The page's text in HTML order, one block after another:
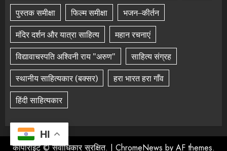
पुस्तक समीक्षा
फिल्म समीक्षा
भजन–कीर्तन
मंदिर दर्शन और यात्रा साहित्य
महान रचनाएं
विद्यावाचस्पति अश्विनी राय "अरुण"
साहित्य संग्रह
स्थानीय साहित्यकार (बक्सर)
हरा भारत हरा गाँव
हिंदी साहित्यकार
कॉपीराइट © सर्वाधिकार सुरक्षित. | ChromeNews by AF themes.
HI